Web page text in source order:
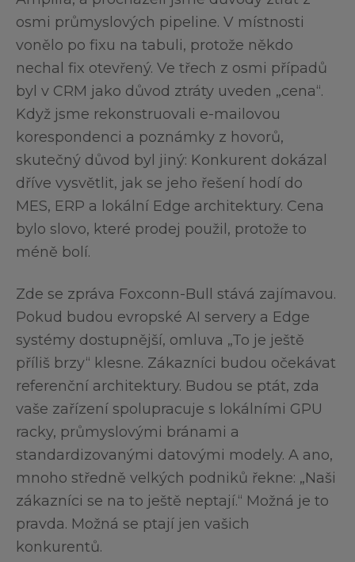
osmi průmyslových pipeline. V místnosti
vonělo po fixu na tabuli, protože někdo
nechal fix otevřený. Ve třech z osmi případů
byl v CRM jako důvod ztráty uveden „cena“.
Když jsme rekonstruovali e-mailovou
korespondenci a poznámky z hovorů,
skutečný důvod byl jiný: Konkurent dokázal
dříve vysvětlit, jak se jeho řešení hodí do
MES, ERP a lokální Edge architektury. Cena
bylo slovo, které prodej použil, protože to
méně bolí.
Zde se zpráva Foxconn-Bull stává zajímavou.
Pokud budou evropské AI servery a Edge
systémy dostupnější, omluva „To je ještě
příliš brzy“ klesne. Zákazníci budou očekávat
referenční architektury. Budou se ptát, zda
vaše zařízení spolupracuje s lokálními GPU
racky, průmyslovými bránami a
standardizovanými datovými modely. A ano,
mnoho středně velkých podniků řekne: „Naši
zákazníci se na to ještě neptají.“ Možná je to
pravda. Možná se ptají jen vašich
konkurentů.